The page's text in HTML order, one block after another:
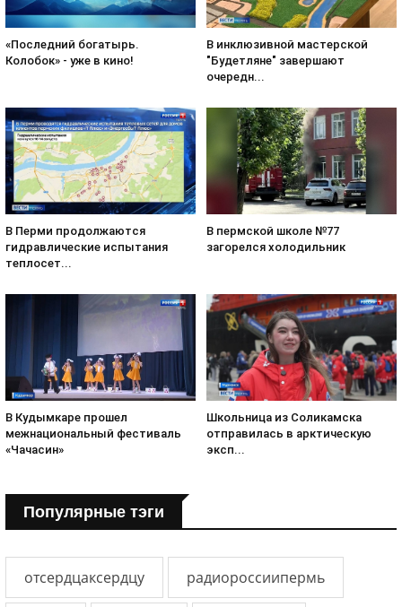
«Последний богатырь.
Колобок» - уже в кино!
В инклюзивной мастерской
"Будетляне" завершают
очередн...
В Перми продолжаются
гидравлические испытания
теплосет...
В пермской школе №77
загорелся холодильник
В Кудымкаре прошел
межнациональный фестиваль
«Чачасин»
Школьница из Соликамска
отправилась в арктическую
эксп...
Популярные тэги
отсердцаксердцу радиороссиипермь